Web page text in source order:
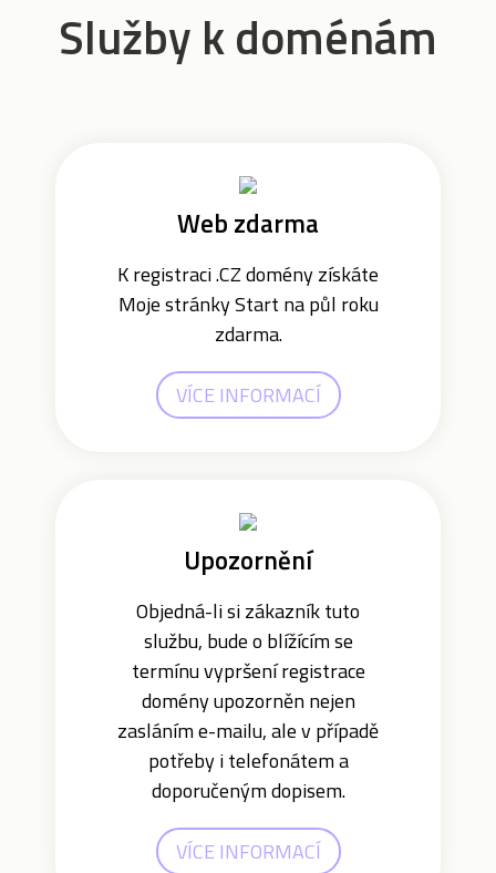
Služby k doménám
Web zdarma
K registraci .CZ domény získáte
Moje stránky Start na půl roku
zdarma.
VÍCE INFORMACÍ
Upozornění
Objedná-li si zákazník tuto
službu, bude o blížícím se
termínu vypršení registrace
domény upozorněn nejen
zasláním e-mailu, ale v případě
potřeby i telefonátem a
doporučeným dopisem.
VÍCE INFORMACÍ